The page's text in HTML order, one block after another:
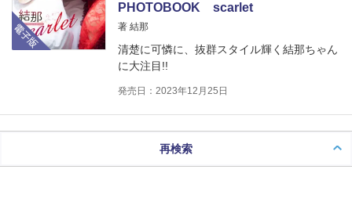
電子版
PHOTOBOOK scarlet
著 結那
清楚に可憐に、抜群スタイル輝く結那ちゃん
に大注目!!
発売日：2023年12月25日
再検索